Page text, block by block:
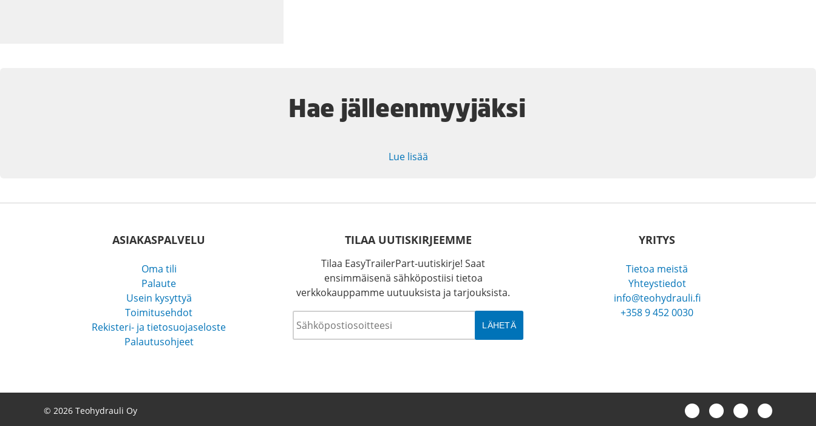
Hae jälleenmyyjäksi
Lue lisää
ASIAKASPALVELU
Oma tili
Palaute
Usein kysyttyä
Toimitusehdot
Rekisteri- ja tietosuojaseloste
Palautusohjeet
YRITYS
Tietoa meistä
Yhteystiedot
info@teohydrauli.fi
+358 9 452 0030
TILAA UUTISKIRJEEMME
Tilaa EasyTrailerPart-uutiskirje! Saat
ensimmäisenä sähköpostiisi tietoa
verkkokauppamme uutuuksista ja tarjouksista.
© 2026 Teohydrauli Oy